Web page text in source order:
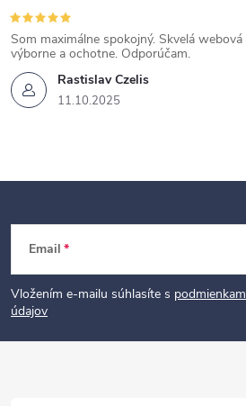
Rastislav Czelis
11.10.2025
Som maximálne spokojný. Skvelá
výborne a ochotne. Odporúčam.
t
Email
Vložením e-mailu súhlasíte s
údajov